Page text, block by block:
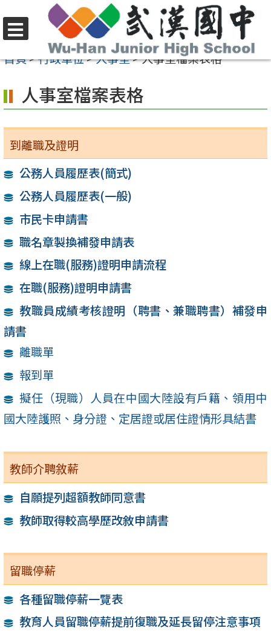
至
內
容
區
選
單
首頁>行政單位>人事室>人事室檔案表格
人事室檔案表格
到離職及證明
公務人員履歷表(簡式)
公務人員履歷表(一般)
市民卡申請書
職名章製換補發申請表
線上在職(服務)證明申請流程
在職(服務)證明申請書
教職員成績考核證明（聘書、兼職聘書）補發申
請書
離職單
報到單
擬任（現職）人員在中國大陸設有戶籍、領用中
國大陸護照、身分證、定居證或居住證情形具結書
教師介聘敘薪
自願提列超額教師同意書
教師取得較高學歷改敘申請書
留職停薪
各種留職停薪一覽表
教育人員留職停薪提前復職及延長留停注意事項